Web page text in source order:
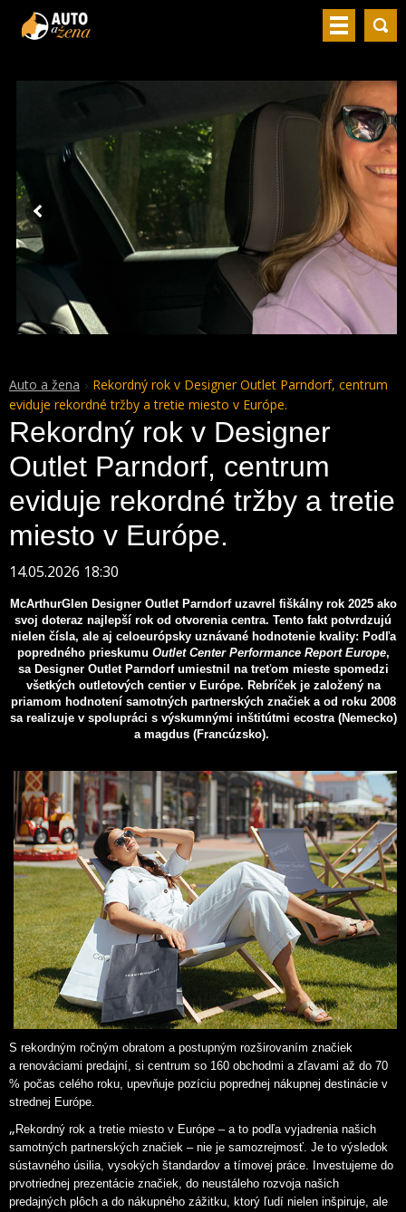
Auto a žena
Rekordný rok v Designer Outlet Parndorf, centrum
eviduje rekordné tržby a tretie miesto v Európe.
Rekordný rok v Designer
Outlet Parndorf, centrum
eviduje rekordné tržby a tretie
miesto v Európe.
14.05.2026 18:30
McArthurGlen Designer Outlet Parndorf uzavrel fiškálny rok 2025 ako
svoj doteraz najlepší rok od otvorenia centra. Tento fakt potvrdzujú
nielen čísla, ale aj celoeurópsky uznávané hodnotenie kvality: Podľa
popredného prieskumu Outlet Center Performance Report Europe,
sa Designer Outlet Parndorf umiestnil na treťom mieste spomedzi
všetkých outletových centier v Európe. Rebríček je založený na
priamom hodnotení samotných partnerských značiek a od roku 2008
sa realizuje v spolupráci s výskumnými inštitútmi ecostra (Nemecko)
a magdus (Francúzsko).
S rekordným ročným obratom a postupným rozširovaním značiek
a renováciami predajní, si centrum so 160 obchodmi a zľavami až do 70
% počas celého roku, upevňuje pozíciu poprednej nákupnej destinácie v
strednej Európe.
„ Rekordný rok a tretie miesto v Európe – a to podľa vyjadrenia našich
samotných partnerských značiek – nie je samozrejmosť. Je to výsledok
sústavného úsilia, vysokých štandardov a tímovej práce. Investujeme do
prvotriednej prezentácie značiek, do neustáleho rozvoja našich
predajných plôch a do nákupného zážitku, ktorý ľudí nielen inšpiruje, ale